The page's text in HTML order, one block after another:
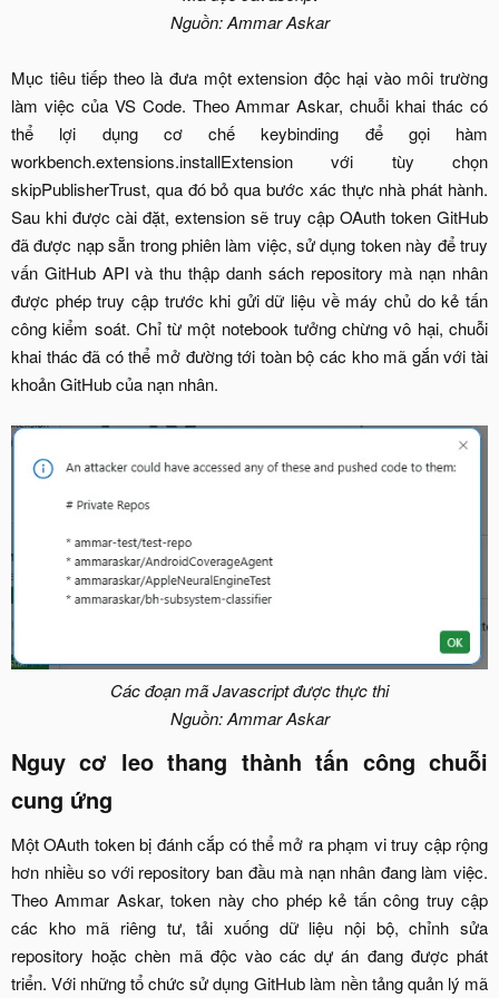
Nguồn: Ammar Askar
Mục tiêu tiếp theo là đưa một extension độc hại vào môi trường
làm việc của VS Code. Theo Ammar Askar, chuỗi khai thác có
thể lợi dụng cơ chế keybinding để gọi hàm
workbench.extensions.installExtension với tùy chọn
skipPublisherTrust, qua đó bỏ qua bước xác thực nhà phát hành.
Sau khi được cài đặt, extension sẽ truy cập OAuth token GitHub
đã được nạp sẵn trong phiên làm việc, sử dụng token này để truy
vấn GitHub API và thu thập danh sách repository mà nạn nhân
được phép truy cập trước khi gửi dữ liệu về máy chủ do kẻ tấn
công kiểm soát. Chỉ từ một notebook tưởng chừng vô hại, chuỗi
khai thác đã có thể mở đường tới toàn bộ các kho mã gắn với tài
khoản GitHub của nạn nhân.
Các đoạn mã Javascript được thực thi
Nguồn: Ammar Askar
Nguy cơ leo thang thành tấn công chuỗi
cung ứng​
Một OAuth token bị đánh cắp có thể mở ra phạm vi truy cập rộng
hơn nhiều so với repository ban đầu mà nạn nhân đang làm việc.
Theo Ammar Askar, token này cho phép kẻ tấn công truy cập
các kho mã riêng tư, tải xuống dữ liệu nội bộ, chỉnh sửa
repository hoặc chèn mã độc vào các dự án đang được phát
triển. Với những tổ chức sử dụng GitHub làm nền tảng quản lý mã